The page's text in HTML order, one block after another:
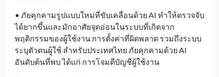
• ภัยคุกคามรูปแบบใหม่ที่ขับเคลื่อนด้วย AI ทำให้ตรวจจับ
ได้ยากขึ้นและมักอาศัยจุดอ่อนในระบบที่เกิดจาก
พฤติกรรมของผู้ใช้งาน การตั้งค่าที่ผิดพลาด รวมถึงระบบ
ระบุตัวตนผู้ใช้ สำหรับประเทศไทย ภัยคุกคามด้วย AI
อันดับต้นที่พบ ได้แก่ การโจมตีบัญชีผู้ใช้งาน